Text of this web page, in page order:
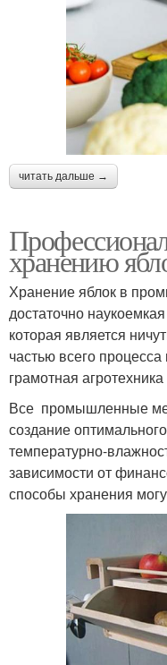
читать дальше →
хранению
Хранение яблок в
достаточно
которая является
частью всего
грамотная
Все промышленные
создание
температурно-
зависимости от
способы хранения